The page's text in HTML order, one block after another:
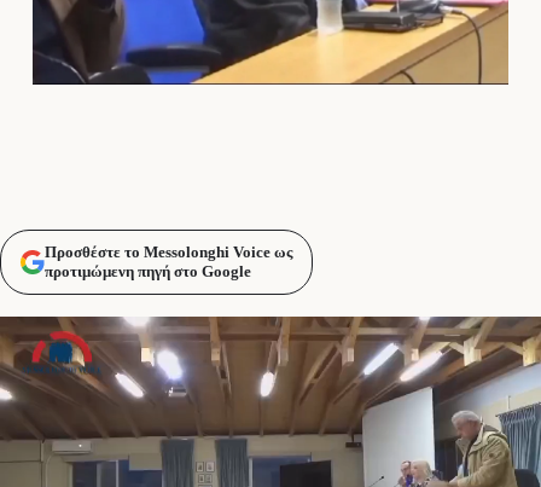
Προσθέστε το Messolonghi Voice ως
προτιμώμενη πηγή στο Google